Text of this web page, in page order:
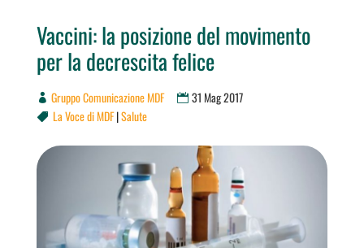
Vaccini: la posizione del movimento
per la decrescita felice
Gruppo Comunicazione MDF 31 Mag 2017
 La Voce di MDF|Salute